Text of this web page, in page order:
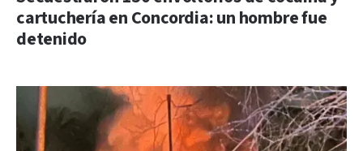
cartuchería en Concordia: un hombre fue
detenido